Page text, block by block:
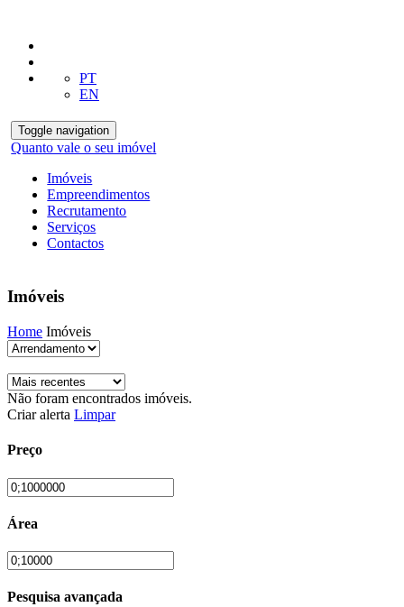
PT
EN
Toggle navigation
Quanto vale o seu imóvel
Imóveis
Empreendimentos
Recrutamento
Serviços
Contactos
Imóveis
Home Imóveis
Não foram encontrados imóveis.
Criar alerta Limpar
Preço
Área
Pesquisa avançada